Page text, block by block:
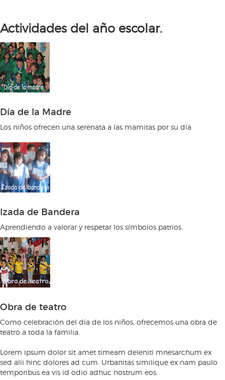
Actividades del año escolar.
Día de la Madre
Los niños ofrecen una serenata a las mamitas por su día
Izada de Bandera
Aprendiendo a valorar y respetar los símbolos patrios.
Obra de teatro
Como celebración del día de los niños, ofrecemos una obra de
teatro a toda la familia.
Lorem ipsum dolor sit amet timeam deleniti mnesarchum ex
sed alii hinc dolores ad cum. Urbanitas similique ex nam paulo
temporibus ea vis id odio adhuc nostrum eos.